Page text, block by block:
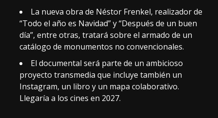
La nueva obra de Néstor Frenkel, realizador de
“Todo el año es Navidad” y “Después de un buen
día”, entre otras, tratará sobre el armado de un
catálogo de monumentos no convencionales.
El documental será parte de un ambicioso
proyecto transmedia que incluye también un
Instagram, un libro y un mapa colaborativo.
Llegaría a los cines en 2027.